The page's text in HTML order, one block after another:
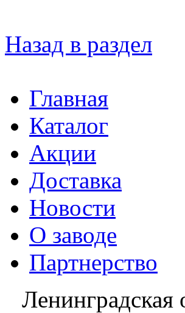
Назад в раздел
Главная
Каталог
Акции
Доставка
Новости
О заводе
Партнерство
Ленинградская